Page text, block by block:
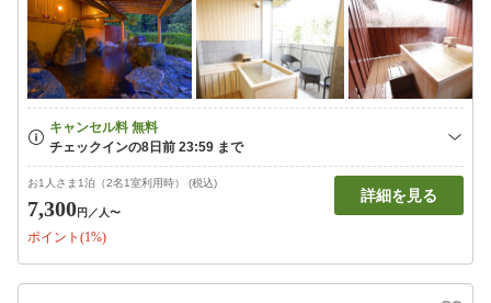
お1人さま1泊（2名1室利用時） (税込)
7,300円 ／人〜
ポイント(1%)
詳細を見る